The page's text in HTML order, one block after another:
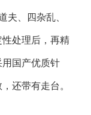
夫、四杂乱、
处理后，再精
国产优质针
还带有走台。